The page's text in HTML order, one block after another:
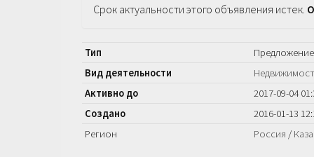
Срок актуальности этого объявления истек.
Тип
Вид деятельности
Активно до
2017-09-04
Создано
2016-01-13
Регион
Россия /